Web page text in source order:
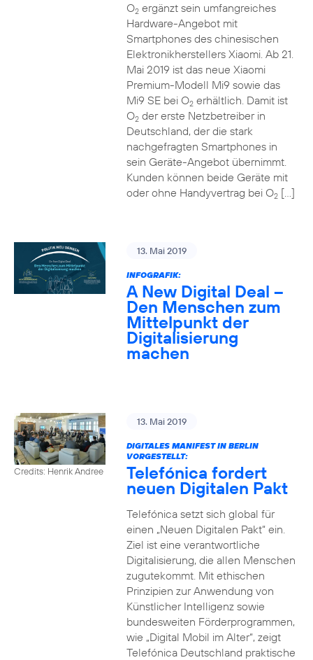
O2ergänzt sein umfangreiches
Hardware-Angebot mit
Smartphones des chinesischen
Elektronikherstellers Xiaomi. Ab 21.
Mai 2019 ist das neue Xiaomi
Premium-Modell Mi9 sowie das
Mi9 SE bei O2erhältlich. Damit ist
O2der erste Netzbetreiber in
Deutschland, der die stark
nachgefragten Smartphones in
sein Geräte-Angebot übernimmt.
Kunden können beide Geräte mit
oder ohne Handyvertrag bei O2[…]
13. Mai 2019
INFOGRAFIK:
A New Digital Deal –
Den Menschen zum
Mittelpunkt der
Digitalisierung
machen
Credits: Henrik Andree
13. Mai 2019
DIGITALES MANIFEST IN BERLIN
VORGESTELLT:
Telefónica fordert
neuen Digitalen Pakt
Telefónica setzt sich global für
einen „Neuen Digitalen Pakt“ ein.
Ziel ist eine verantwortliche
Digitalisierung, die allen Menschen
zugutekommt. Mit ethischen
Prinzipien zur Anwendung von
Künstlicher Intelligenz sowie
bundesweiten Förderprogrammen,
wie „Digital Mobil im Alter“, zeigt
Telefónica Deutschland praktische